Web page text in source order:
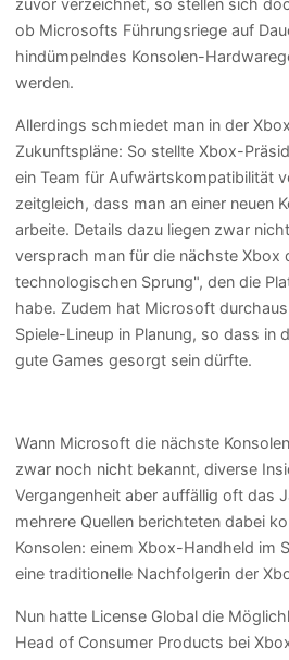
zuvor verzeichnet, so stellen sich
ob Microsofts Führungsriege auf
hindümpelndes Konsolen-
werden.
Allerdings schmiedet man in der
Zukunftspläne: So stellte Xbox-
ein Team für Aufwärtskompatibilität
zeitgleich, dass man an einer neuen
arbeite. Details dazu liegen zwar
versprach man für die nächste Xbox
technologischen Sprung", den die
habe. Zudem hat Microsoft
Spiele-Lineup in Planung, so dass in
gute Games gesorgt sein dürfte.
Wann Microsoft die nächste
zwar noch nicht bekannt, diverse
Vergangenheit aber auffällig oft das
mehrere Quellen berichteten dabei
Konsolen: einem Xbox-Handheld im
eine traditionelle Nachfolgerin der
Nun hatte License Global die
Head of Consumer Products bei